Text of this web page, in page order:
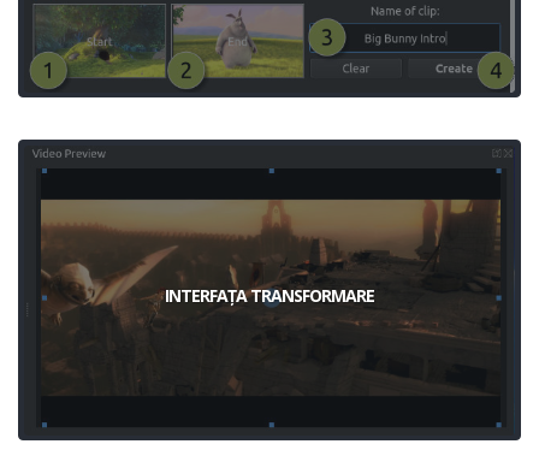
INTERFAȚA TRANSFORMARE